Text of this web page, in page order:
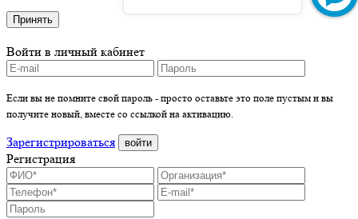
Принять
Войти в личный кабинет
Если вы не помните свой пароль - просто оставьте это поле пустым и вы
получите новый, вместе со ссылкой на активацию.
Зарегистрироваться войти
Регистрация